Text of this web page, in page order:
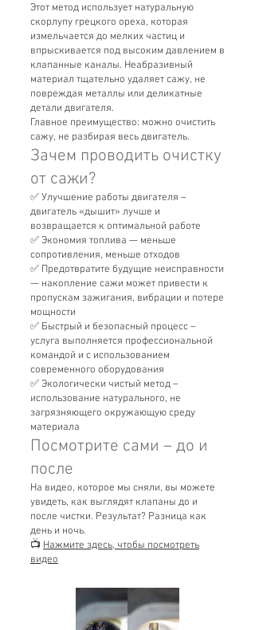
Этот метод использует натуральную
скорлупу грецкого ореха, которая
измельчается до мелких частиц и
впрыскивается под высоким давлением в
клапанные каналы. Неабразивный
материал тщательно удаляет сажу, не
повреждая металлы или деликатные
детали двигателя.
Главное преимущество: можно очистить
сажу, не разбирая весь двигатель.
Зачем проводить очистку
от сажи?
✅ Улучшение работы двигателя –
двигатель «дышит» лучше и
возвращается к оптимальной работе
✅ Экономия топлива — меньше
сопротивления, меньше отходов
✅ Предотвратите будущие неисправности
— накопление сажи может привести к
пропускам зажигания, вибрации и потере
мощности
✅ Быстрый и безопасный процесс –
услуга выполняется профессиональной
командой и с использованием
современного оборудования
✅ Экологически чистый метод –
использование натурального, не
загрязняющего окружающую среду
материала
Посмотрите сами – до и
после
На видео, которое мы сняли, вы можете
увидеть, как выглядят клапаны до и
после чистки. Результат? Разница как
день и ночь.
📺 Нажмите здесь, чтобы посмотреть
видео